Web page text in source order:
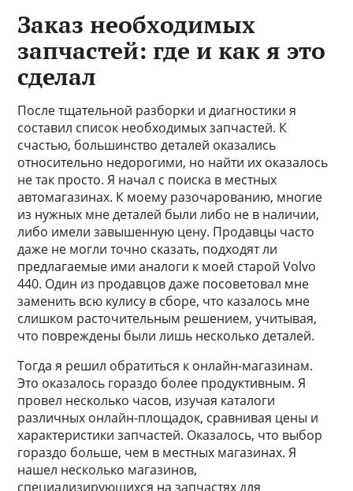
Заказ необходимых
запчастей: где и как я это
сделал
После тщательной разборки и диагностики я
составил список необходимых запчастей. К
счастью, большинство деталей оказались
относительно недорогими, но найти их оказалось
не так просто. Я начал с поиска в местных
автомагазинах. К моему разочарованию, многие
из нужных мне деталей были либо не в наличии,
либо имели завышенную цену. Продавцы часто
даже не могли точно сказать, подходят ли
предлагаемые ими аналоги к моей старой Volvo
440. Один из продавцов даже посоветовал мне
заменить всю кулису в сборе, что казалось мне
слишком расточительным решением, учитывая,
что повреждены были лишь несколько деталей.
Тогда я решил обратиться к онлайн-магазинам.
Это оказалось гораздо более продуктивным. Я
провел несколько часов, изучая каталоги
различных онлайн-площадок, сравнивая цены и
характеристики запчастей. Оказалось, что выбор
гораздо больше, чем в местных магазинах. Я
нашел несколько магазинов,
специализирующихся на запчастях для